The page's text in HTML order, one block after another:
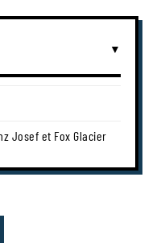
Josef et Fox Glacier